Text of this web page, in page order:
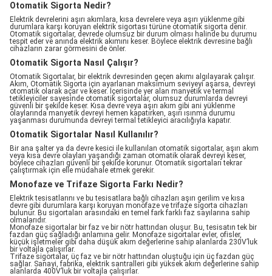
Otomatik Sigorta Nedir?
Elektrik devrelerini aşırı akımlara, kısa devrelere veya aşırı yüklenme gibi
durumlara karşı koruyan elektrik sigortası türüne otomatik sigorta denir.
Otomatik sigortalar, devrede olumsuz bir durum olması halinde bu durumu
tespit eder ve anında elektrik akımını keser. Böylece elektrik devresine bağlı
cihazların zarar görmesini de önler.
Otomatik Sigorta Nasıl Çalışır?
Otomatik Sigortalar, bir elektrik devresinden geçen akımı algılayarak çalışır.
Akım, Otomatik Sigorta için ayarlanan maksimum seviyeyi aşarsa, devreyi
otomatik olarak açar ve keser. İçerisinde yer alan manyetik ve termal
tetikleyiciler sayesinde otomatik sigortalar, olumsuz durumlarda devreyi
güvenli bir şekilde keser. Kısa devre veya aşırı akım gibi ani yüklenme
olaylarında manyetik devreyi hemen kapatırken, aşırı ısınma durumu
yaşanması durumunda devreyi termal tetikleyici aracılığıyla kapatır.
Otomatik Sigortalar Nasıl Kullanılır?
Bir ana şalter ya da devre kesici ile kullanılan otomatik sigortalar, aşırı akım
veya kısa devre olayları yaşandığı zaman otomatik olarak devreyi keser,
böylece cihazları güvenli bir şekilde korunur. Otomatik sigortaları tekrar
çalıştırmak için elle müdahale etmek gerekir.
Monofaze ve Trifaze Sigorta Farkı Nedir?
Elektrik tesisatlarını ve bu tesisatlara bağlı cihazları aşırı gerilim ve kısa
devre gibi durumlara karşı koruyan monofaze ve trifaze sigorta cihazları
bulunur. Bu sigortaları arasındaki en temel fark farklı faz sayılarına sahip
olmalarıdır.
Monofaze sigortalar bir faz ve bir nötr hattından oluşur. Bu, tesisatın tek bir
fazdan güç sağladığı anlamına gelir. Monofaze sigortalar evler, ofisler,
küçük işletmeler gibi daha düşük akım değerlerine sahip alanlarda 230V’luk
bir voltajla çalışırlar.
Trifaze sigortalar, üç faz ve bir nötr hattından oluştuğu için üç fazdan güç
sağlar. Sanayi, fabrika, elektrik santralleri gibi yüksek akım değerlerine sahip
alanlarda 400V’luk bir voltajla çalışırlar.